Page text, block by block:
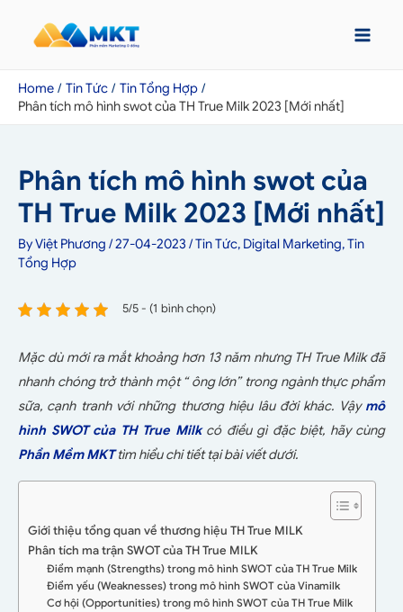
Home Tin Tức
Tin Tổng Hợp
Phân tích mô hình swot của TH True Milk 2023 [Mới nhất]
Phân tích mô hình swot của
TH True Milk 2023 [Mới nhất]
ByViệt Phương /27-04-2023 /Tin Tức, Digital Marketing,Tin
Tổng Hợp
5/5 - (1 bình chọn)
Mặc dù mới ra mắt khoảng hơn 13 năm nhưng TH True Milk đã
nhanh chóng trở thành một “ ông lớn” trong ngành thực phẩm
sữa, cạnh tranh với những thương hiệu lâu đời khác. Vậy mô
hình SWOT của TH True Milkcó điều gì đặc biệt, hãy cùng
Phần Mềm MKTtìm hiểu chi tiết tại bài viết dưới.
Giới thiệu tổng quan về thương hiệu TH True MILK
Phân tích ma trận SWOT của TH True MILK
Điểm mạnh (Strengths) trong mô hình SWOT của TH True Milk
Điểm yếu (Weaknesses) trong mô hình SWOT của Vinamilk
Cơ hội (Opportunities) trong mô hình SWOT của TH True Milk